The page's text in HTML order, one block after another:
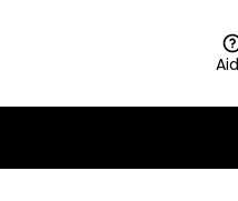
utilisateur